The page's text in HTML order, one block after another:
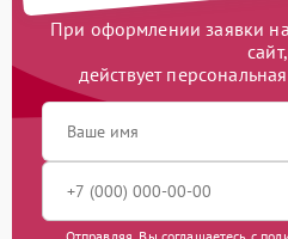
При оформлении заявки
сайт,
действует